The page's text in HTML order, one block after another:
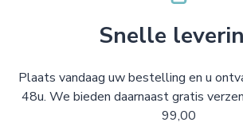
Snelle
Plaats vandaag uw bestelling en u
48u. We bieden daarnaast gratis
99,00